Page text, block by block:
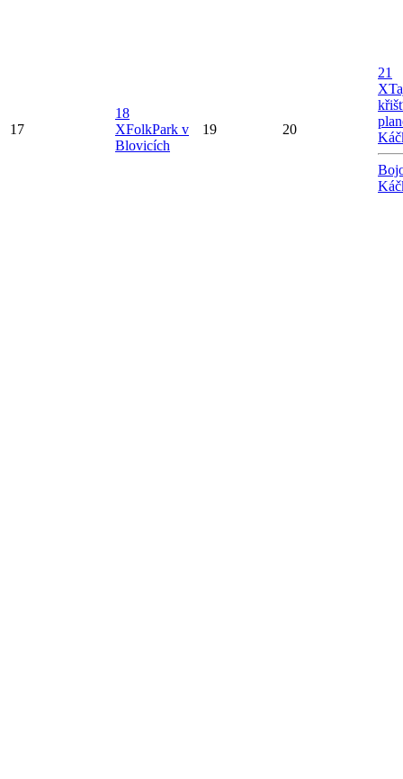
17
18
XFolkPark v
Blovicích
19 20
21
X